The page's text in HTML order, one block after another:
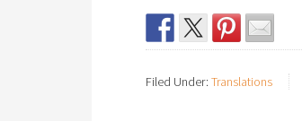
Filed Under: Translations